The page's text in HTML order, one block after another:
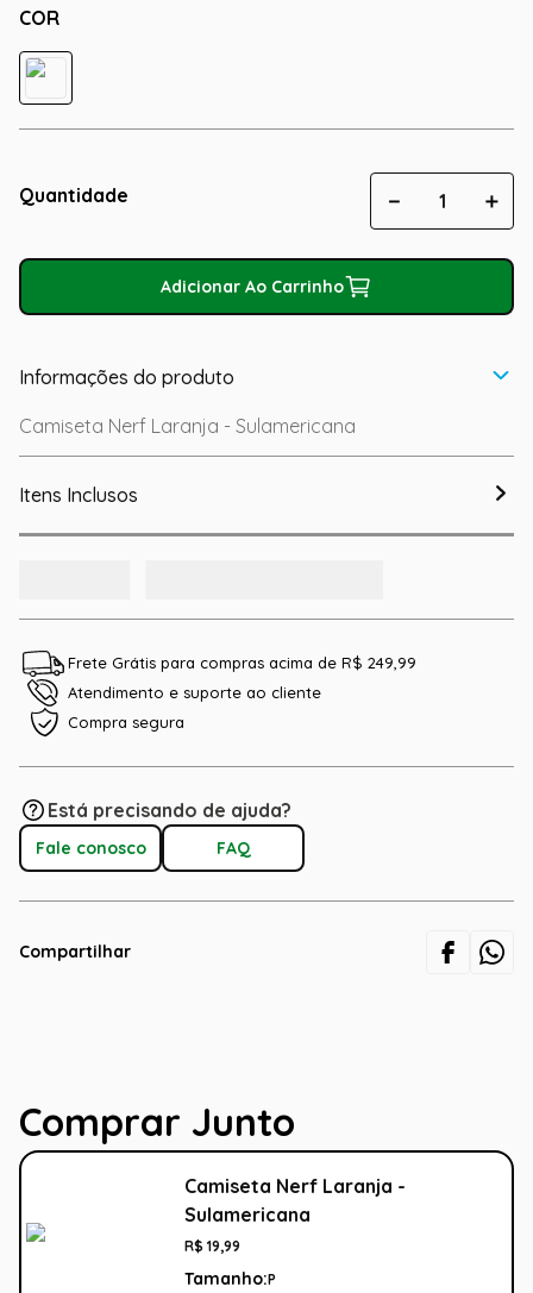
COR
Quantidade ＋
－
Adicionar Ao Carrinho
Informações do produto
Camiseta Nerf Laranja - Sulamericana
Itens Inclusos
Frete Grátis para compras acima de R$ 249,99
Atendimento e suporte ao cliente
Compra segura
Está precisando de ajuda?
Fale conosco FAQ
Compartilhar
Comprar Junto
Camiseta Nerf Laranja -
Sulamericana
R$ 19,99
Tamanho:P